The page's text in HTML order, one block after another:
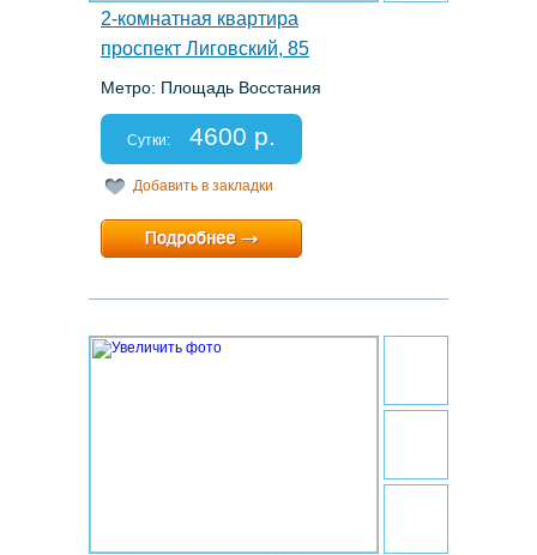
2-комнатная квартира
проспект Лиговский, 85
Метро: Площадь Восстания
Спальных мест: 2+2+2
Отчетные документы: есть
Сутки: 4600 р.
Добавить в закладки
Минимальный срок:2 суток
Расчетный час:12:00